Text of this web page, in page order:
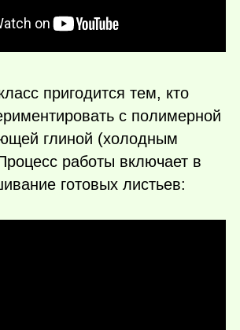
пригодится тем, кто
с полимерной
глиной (холодным
работы включает в
готовых листьев: